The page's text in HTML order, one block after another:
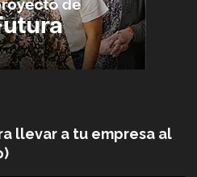
llevar a tu empresa al